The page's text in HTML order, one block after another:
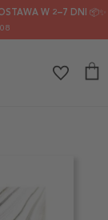
W 2–7 DNI 📦✨